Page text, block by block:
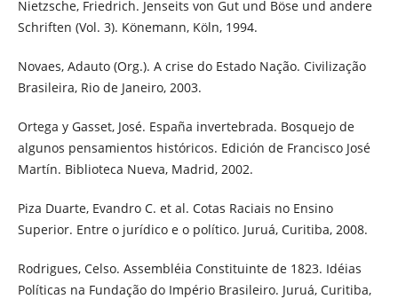
Nietzsche, Friedrich. Jenseits von Gut und Böse und andere
Schriften (Vol. 3). Könemann, Köln, 1994.
Novaes, Adauto (Org.). A crise do Estado Nação. Civilização
Brasileira, Rio de Janeiro, 2003.
Ortega y Gasset, José. España invertebrada. Bosquejo de
algunos pensamientos históricos. Edición de Francisco José
Martín. Biblioteca Nueva, Madrid, 2002.
Piza Duarte, Evandro C. et al. Cotas Raciais no Ensino
Superior. Entre o jurídico e o político. Juruá, Curitiba, 2008.
Rodrigues, Celso. Assembléia Constituinte de 1823. Idéias
Políticas na Fundação do Império Brasileiro. Juruá, Curitiba,